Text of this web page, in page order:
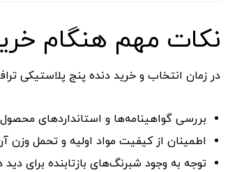
نکات مهم هنگام
در زمان انتخاب و خرید دنده پنج پلاستیکی
بررسی گواهینامه‌ها و استانداردهای محصول
اطمینان ازکیفیت مواد اولیه و تحمل وزن
توجه به وجود شبرنگ‌های بازتابنده برای دید